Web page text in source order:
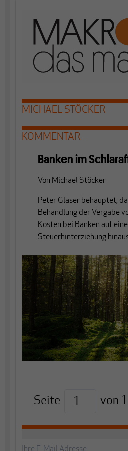
MICHAEL STÖCKER
KOMMENTAR
Banken im
Von Michael Stöcker
Peter Glaser behauptet,
Behandlung der Vergabe
Kosten bei Banken auf
Steuerhinterziehung
Seite von 1